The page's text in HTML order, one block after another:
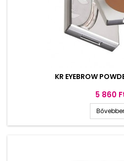
KR EYEBROW
Ár
5 860